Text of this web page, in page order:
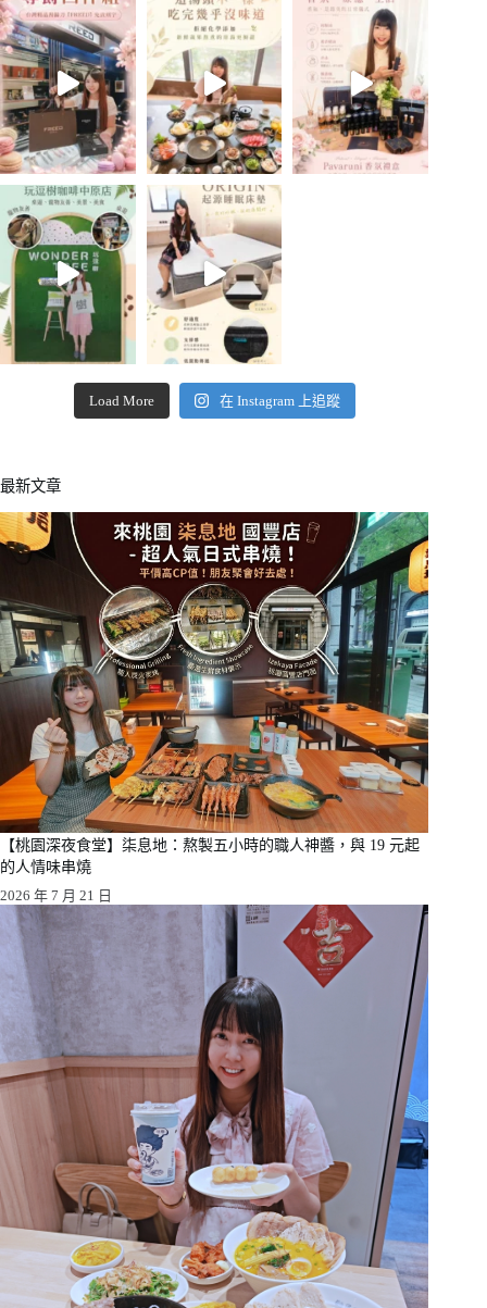
Load More 在 Instagram 上追蹤
最新文章
【桃園深夜食堂】柒息地：熬製五小時的職人神醬，與 19 元起
的人情味串燒
2026 年 7 月 21 日